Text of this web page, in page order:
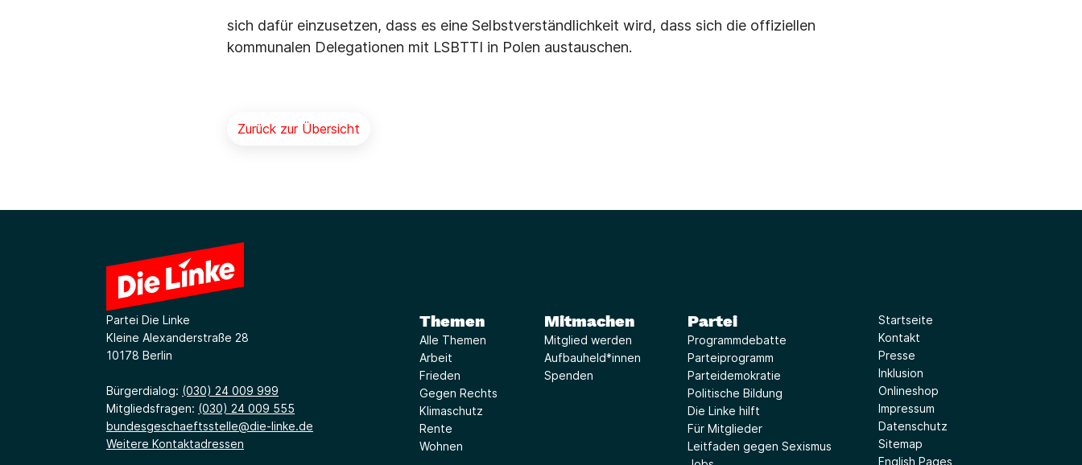
sich dafür einzusetzen, dass es eine Selbstverständlichkeit wird, dass sich die offiziellen
kommunalen Delegationen mit LSBTTI in Polen austauschen.
Zurück zur Übersicht
Partei Die Linke
Kleine Alexanderstraße 28
10178 Berlin
Bürgerdialog: (030) 24 009 999
Mitgliedsfragen: (030) 24 009 555
bundesgeschaeftsstelle@die-linke.de
Weitere Kontaktadressen
Themen
Alle Themen
Arbeit
Frieden
Gegen Rechts
Klimaschutz
Rente
Wohnen
Mitmachen
Mitglied werden
Aufbauheld*innen
Spenden
Partei
Programmdebatte
Parteiprogramm
Parteidemokratie
Politische Bildung
Die Linke hilft
Für Mitglieder
Leitfaden gegen Sexismus
Startseite
Kontakt
Presse
Inklusion
Onlineshop
Impressum
Datenschutz
Sitemap
English Pages